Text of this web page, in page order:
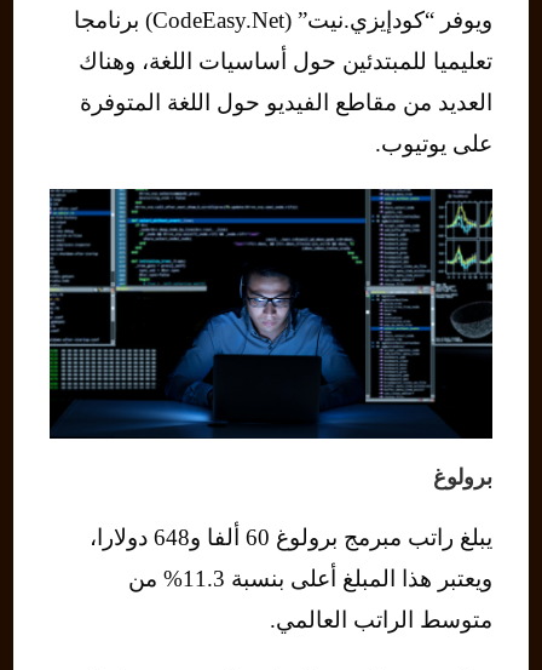
ويوفر “كودإيزي.نيت” (CodeEasy.Net) برنامجا
تعليميا للمبتدئين حول أساسيات اللغة، وهناك
العديد من مقاطع الفيديو حول اللغة المتوفرة
على يوتيوب.
برولوغ
يبلغ راتب مبرمج برولوغ 60 ألفا و648 دولارا،
ويعتبر هذا المبلغ أعلى بنسبة 11.3% من
متوسط ​​الراتب العالمي.